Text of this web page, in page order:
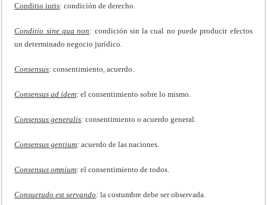
Conditio iuris: condición de derecho.
Conditio sine qua non : condición sin la cual no puede producir efectos
un determinado negocio jurídico.
Consensus:consentimiento, acuerdo.
Consensus ad ídem:el consentimiento sobre lo mismo.
Consensus generalis:consentimiento o acuerdo general.
Consensus gentium:acuerdo de las naciones.
Consensus omnium:el consentimiento de todos.
Consuetudo est servando :la costumbre debe ser observada.